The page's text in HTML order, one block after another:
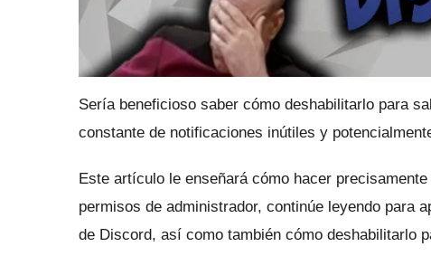
Sería beneficioso saber cómo deshabilitarlo para
constante de notificaciones inútiles y
Este artículo le enseñará cómo hacer precisamente
permisos de administrador, continúe leyendo para
de Discord, así como también cómo deshabilitarlo